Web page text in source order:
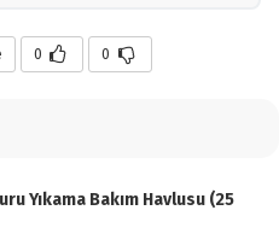
0 0
Yıkama Bakım Havlusu (25